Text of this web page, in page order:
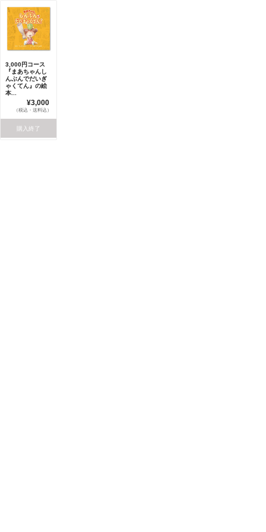
3,000円コース
『まあちゃんし
んぶんでだいぎ
ゃくてん』の絵
本...
¥3,000
（税込・送料込）
購入終了